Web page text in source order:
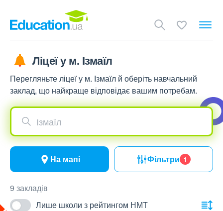
Ліцеї у м. Ізмаїл
Перегляньте ліцеї у м. Ізмаїл й оберіть навчальний
заклад, що найкраще відповідає вашим потребам.
Ізмаїл
На мапі Фільтри 1
9 закладів
Лише школи з рейтингом НМТ